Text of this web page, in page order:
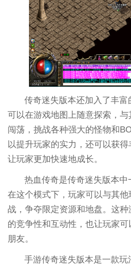
传奇迷失版本还加入了丰
可以在游戏地图上随意探索，
闯荡，挑战各种强大的怪物和
以提升玩家的实力，还可以获得
让玩家更加快速地成长。
热血传奇是传奇迷失版本中
在这个模式下，玩家可以与其
战，争夺限定资源和地盘。这
的竞争性和互动性，也让玩家
朋友。
手游传奇迷失版本是一款